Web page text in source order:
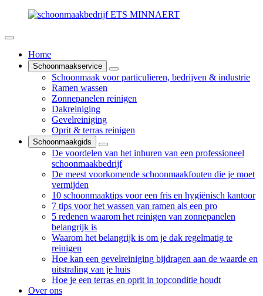
Home
Schoonmaakservice
Schoonmaak voor particulieren, bedrijven & industrie
Ramen wassen
Zonnepanelen reinigen
Dakreiniging
Gevelreiniging
Oprit & terras reinigen
Schoonmaakgids
De voordelen van het inhuren van een professioneel
schoonmaakbedrijf
De meest voorkomende schoonmaakfouten die je moet
vermijden
10 schoonmaaktips voor een fris en hygiënisch kantoor
7 tips voor het wassen van ramen als een pro
5 redenen waarom het reinigen van zonnepanelen
belangrijk is
Waarom het belangrijk is om je dak regelmatig te
reinigen
Hoe kan een gevelreiniging bijdragen aan de waarde en
uitstraling van je huis
Hoe je een terras en oprit in topconditie houdt
Over ons